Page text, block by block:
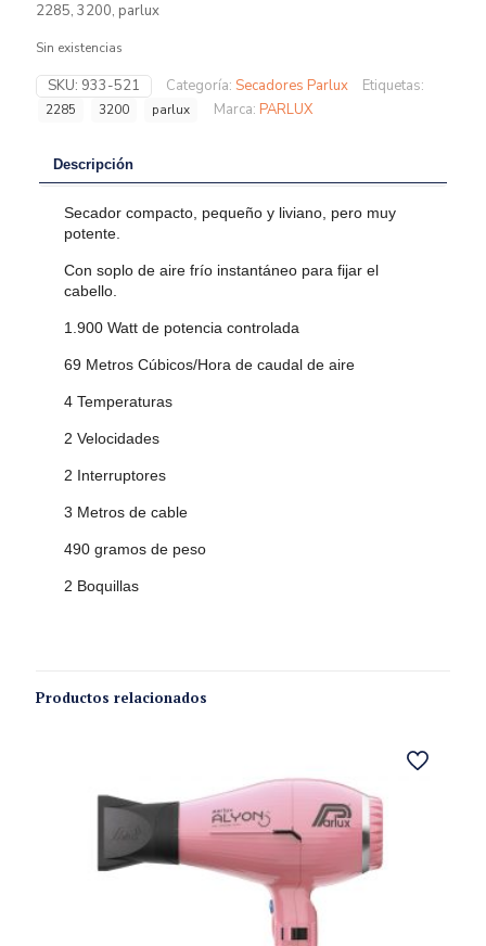
2285, 3200, parlux
Sin existencias
SKU: 933-521 Categoría: Secadores Parlux Etiquetas:
2285 3200 parlux Marca: PARLUX
Descripción
Secador compacto, pequeño y liviano, pero muy
potente.
Con soplo de aire frío instantáneo para fijar el
cabello.
1.900 Watt de potencia controlada
69 Metros Cúbicos/Hora de caudal de aire
4 Temperaturas
2 Velocidades
2 Interruptores
3 Metros de cable
490 gramos de peso
2 Boquillas
Productos relacionados